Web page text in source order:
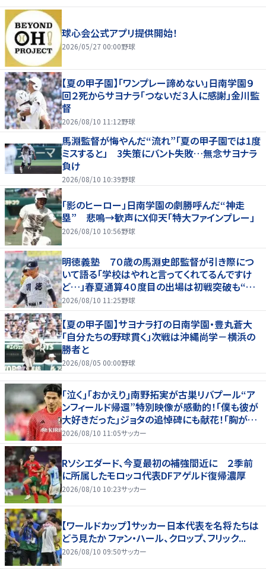
球心会公式アプリ提供開始！
2026/05/27 00:00野球
【夏の甲子園】「ワンプレー諦めない」日南学園９
回２死からサヨナラ「つないだ３人に感謝」金川監
督
2026/08/10 11:12野球
馬淵監督が悔やんだ“流れ”「夏の甲子園では1度
ミスすると」 3失策にバント失敗…無念サヨナラ
負け
2026/08/10 10:39野球
「影のヒーロー」日南学園の劇勝呼んだ“神走
塁” 悲鳴→歓声にX仰天「特大ファインプレー」
2026/08/10 10:56野球
明徳義塾 ７０歳の馬淵史郎監督が引き際につ
いて語る「学校はやれと言ってくれてるんですけ
ど…」春夏通算４０度目の出場は初戦突破も“馬
淵節”炸裂
2026/08/10 11:25野球
【夏の甲子園】サヨナラ打の日南学園・豊丸蒼大
「自分たちの野球貫く」次戦は沖縄尚学－横浜の
勝者と
2026/08/05 00:00野球
｢泣く｣｢おかえり｣南野拓実が古巣リバプール“ア
ンフィールド帰還”特別映像が感動的！｢僕も彼が
大好きだった｣ジョタの追悼碑にも献花！｢胸が熱
くなります…｣
2026/08/10 11:05サッカー
Rソシエダード、今夏最初の補強間近に ２季前
に所属したモロッコ代表DFアゲルド復帰濃厚
2026/08/10 10:23サッカー
【ワールドカップ】サッカー日本代表を名将たちは
どう見たか ファン・ハール、クロップ、フリック...
2026/08/10 09:50サッカー